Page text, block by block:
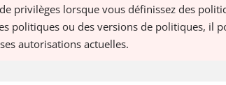
privilèges lorsque vous définissez des
politiques ou des versions de politiques, il
autorisations actuelles.